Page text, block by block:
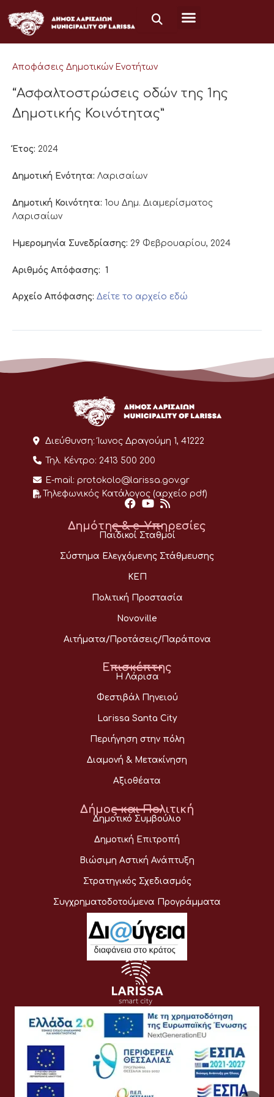
στο
περιεχόμενο
Αποφάσεις Δημοτικών Ενοτήτων
“Ασφαλτοστρώσεις οδών της 1ης
Δημοτικής Κοινότητας”
Έτος: 2024
Δημοτική Ενότητα: Λαρισαίων
Δημοτική Κοινότητα: 1ου Δημ. Διαμερίσματος
Λαρισαίων
Ημερομηνία Συνεδρίασης: 29 Φεβρουαρίου, 2024
Αριθμός Απόφασης: 1
Αρχείο Απόφασης: Δείτε το αρχείο εδώ
Διεύθυνση: Ίωνος Δραγούμη 1, 41222
Τηλ. Κέντρο: 2413 500 200
E-mail: protokolo@larissa.gov.gr
Τηλεφωνικός Κατάλογος (αρχείο pdf)
Δημότης & e-Υπηρεσίες
Παιδικοί Σταθμοί
Σύστημα Ελεγχόμενης Στάθμευσης
ΚΕΠ
Πολιτική Προστασία
Novoville
Αιτήματα/Προτάσεις/Παράπονα
Επισκέπτης
Η Λάρισα
Φεστιβάλ Πηνειού
Larissa Santa City
Περιήγηση στην πόλη
Διαμονή & Μετακίνηση
Αξιοθέατα
Δήμος και Πολιτική
Δημοτικό Συμβούλιο
Δημοτική Επιτροπή
Βιώσιμη Αστική Ανάπτυξη
Στρατηγικός Σχεδιασμός
Συγχρηματοδοτούμενα Προγράμματα